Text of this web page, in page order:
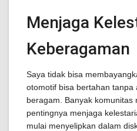
Menjaga
Keberagaman
Saya tidak bisa
otomotif bisa bertahan tanpa
beragam. Banyak komunitas
pentingnya menjaga
mulai menyelipkan dalam